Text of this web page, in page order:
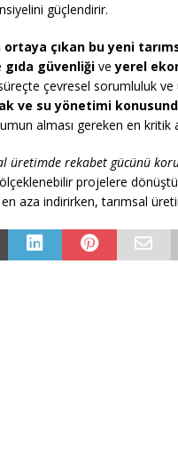
güçlendirir.
çıkan bu yeni
gıda güvenliği veyerel
çevresel sorumluluk
ve su yönetimi
alması gereken en kritik
üretimde rekabet gücünü
projelere
aza indirirken, tarımsal